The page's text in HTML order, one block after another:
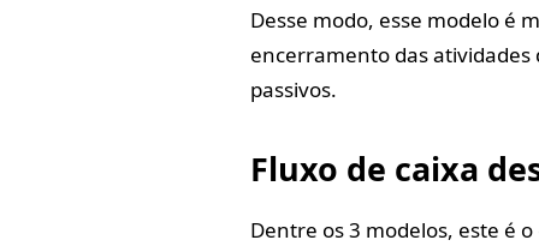
Desse modo, esse modelo é
encerramento das atividades
passivos.
Fluxo de caixa
Dentre os 3 modelos, este é